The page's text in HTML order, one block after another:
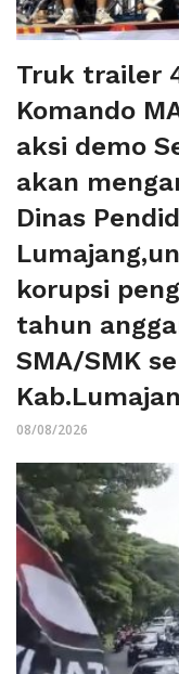
Truk trailer
Komando
aksi demo
akan
Dinas
korupsi
tahun
SMA/SMK
08/08/2026